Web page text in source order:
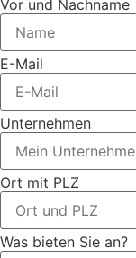
Vor und Nachname
E-Mail
Unternehmen
Ort mit PLZ
Was bieten Sie an?